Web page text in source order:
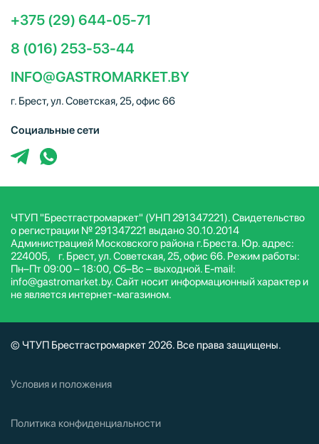
+375 (29) 644-05-71
8 (016) 253-53-44
INFO@GASTROMARKET.BY
г. Брест, ул. Советская, 25, офис 66
Социальные сети
ЧТУП "Брестгастромаркет" (УНП 291347221). Свидетельство
о регистрации № 291347221 выдано 30.10.2014
Администрацией Московского района г.Бреста. Юр. адрес:
224005, г. Брест, ул. Советская, 25, офис 66. Режим работы:
Пн–Пт 09:00 – 18:00, Сб–Вс – выходной. E-mail:
info@gastromarket.by. Сайт носит информационный характер и
не является интернет-магазином.
© ЧТУП Брестгастромаркет 2026. Все права защищены.
Условия и положения
Политика конфиденциальности